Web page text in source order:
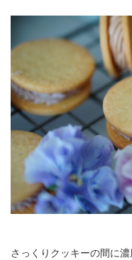
さっくりクッキーの間に